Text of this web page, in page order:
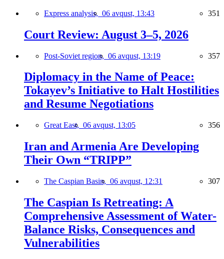
Express analysis, 06 avqust, 13:43 351
Court Review: August 3–5, 2026
Post-Soviet region, 06 avqust, 13:19 357
Diplomacy in the Name of Peace:
Tokayev’s Initiative to Halt Hostilities
and Resume Negotiations
Great East, 06 avqust, 13:05 356
Iran and Armenia Are Developing
Their Own “TRIPP”
The Caspian Basin, 06 avqust, 12:31 307
The Caspian Is Retreating: A
Comprehensive Assessment of Water-
Balance Risks, Consequences and
Vulnerabilities